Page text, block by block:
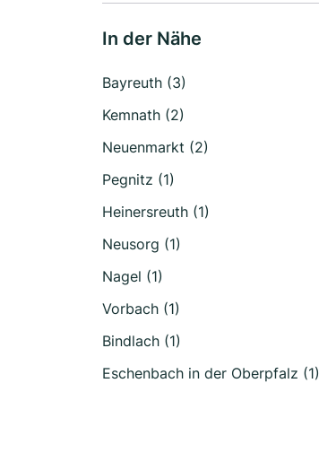
In der Nähe
Bayreuth (3)
Kemnath (2)
Neuenmarkt (2)
Pegnitz (1)
Heinersreuth (1)
Neusorg (1)
Nagel (1)
Vorbach (1)
Bindlach (1)
Eschenbach in der Oberpfalz (1)